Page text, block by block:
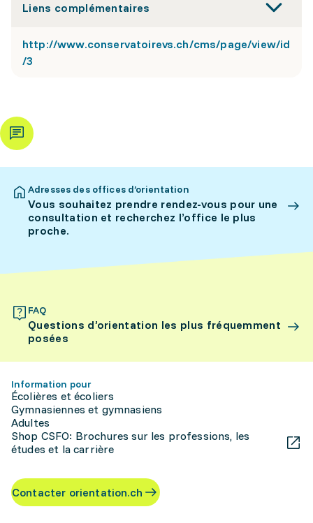
Liens complémentaires
http://www.conservatoirevs.ch/cms/page/view/id
/3
Adresses des offices d’orientation
Vous souhaitez prendre rendez-vous pour une
consultation et recherchez l’office le plus
proche.
FAQ
Questions d’orientation les plus fréquemment
posées
Information pour
Écolières et écoliers
Gymnasiennes et gymnasiens
Adultes
Shop CSFO: Brochures sur les professions, les
études et la carrière
Contacter orientation.ch